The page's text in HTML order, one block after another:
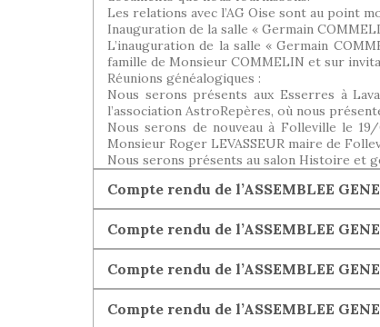
Les relations avec l’AG Oise sont au point
Inauguration de la salle « Germain
L’inauguration de la salle « Germain
famille de Monsieur COMMELIN et sur
Réunions généalogiques :
Nous serons présents aux Esserres à
l’association AstroRepères, où nous
Nous serons de nouveau à Folleville le
Monsieur Roger LEVASSEUR maire de
Nous serons présents au salon Histoire et
Compte rendu de l’ASSEMBLEE
Compte rendu de l’ASSEMBLEE
Compte rendu de l’ASSEMBLEE
Compte rendu de l’ASSEMBLEE